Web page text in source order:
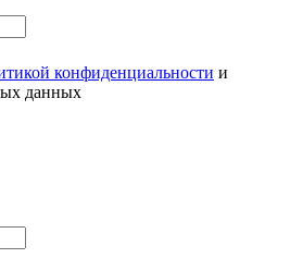
конфиденциальности и
данных